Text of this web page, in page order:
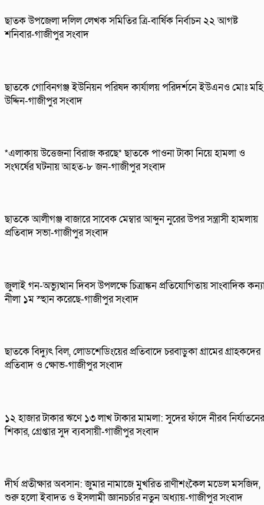
ছাতক উপজেলা দলিল লেখক সমিতির ত্রি-বার্ষিক নির্বাচন ২২ আগষ্ট
শনিবার-গাজীপুর সংবাদ
ছাতকে গোবিনগঞ্জ ইউনিয়ন পরিষদ কার্যালয় পরিদর্শনে ইউএনও মোঃ মহি
উদ্দিন-গাজীপুর সংবাদ
*এলাকায় উত্তেজনা বিরাজ করছে* ছাতকে পাওনা টাকা নিয়ে হামলা ও
সংঘর্ষের ঘটনায় আহত-৮ জন-গাজীপুর সংবাদ
ছাতকে আলীগঞ্জ বাজারে সাবেক মেম্বার আব্দুন নুরের উপর সন্ত্রাসী হামলায়
প্রতিবাদ সভা-গাজীপুর সংবাদ
জুলাই গন-অভ্যুত্থান দিবস উপলক্ষে চিত্রাঙ্কন প্রতিযোগিতায় সাংবাদিক
নীলা ১ম স্হান করেছে-গাজীপুর সংবাদ
ছাতকে বিদ্যুৎ বিল, লোডশেডিংয়ের প্রতিবাদে চরবাড়ুকা গ্রামের গ্রাহকদের
প্রতিবাদ ও ক্ষোভ-গাজীপুর সংবাদ
১২ হাজার টাকার ঋণে ১৩ লাখ টাকার মামলা: সুদের ফাঁদে নীরব নির্যাতনের
শিকার, গ্রেপ্তার সুদ ব্যবসায়ী-গাজীপুর সংবাদ
দীর্ঘ প্রতীক্ষার অবসান: জুমার নামাজে মুখরিত রাণীশংকৈল মডেল মসজিদ,
শুরু হলো ইবাদত ও ইসলামী জ্ঞানচর্চার নতুন অধ্যায়-গাজীপুর সংবাদ